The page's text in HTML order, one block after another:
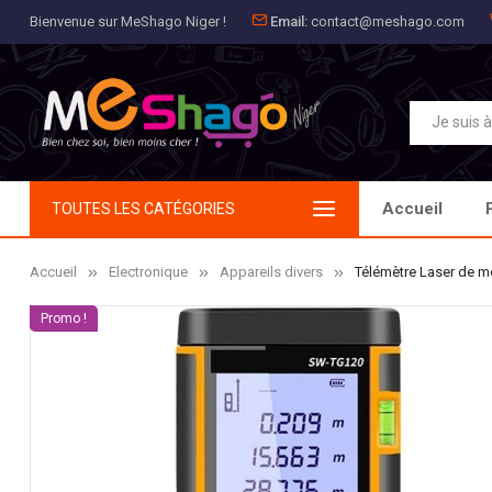
Bienvenue sur MeShago Niger ! Email: contact@meshago.com
TOUTES LES CATÉGORIES Accueil
Accueil Electronique Appareils divers Télémètre Laser de
Promo !
add_circle_outline